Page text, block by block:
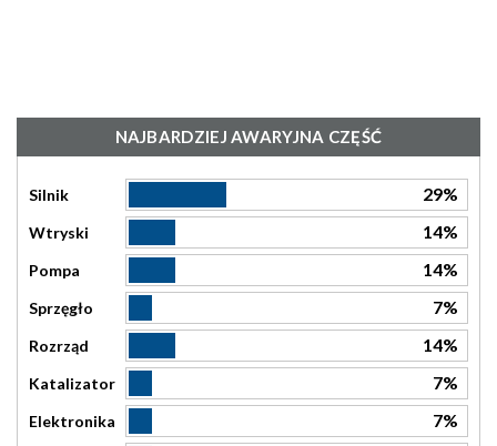
NAJBARDZIEJ AWARYJNA CZĘŚĆ
Silnik 29%
Wtryski 14%
Pompa 14%
Sprzęgło 7%
Rozrząd 14%
Katalizator 7%
Elektronika 7%